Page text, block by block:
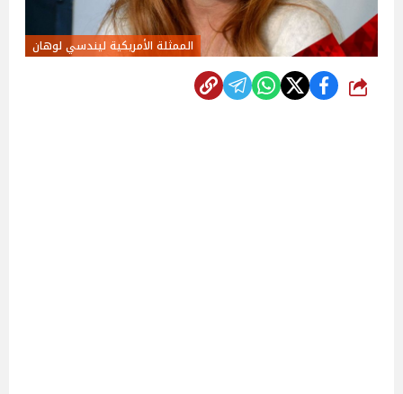
الممثلة الأمريكية ليندسي لوهان
شارك